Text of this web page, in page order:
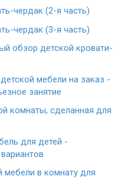
чердак (2-я часть)
чердак (3-я часть)
обзор детской кровати-
мебели на заказ -
занятие
комнаты, сделанная для
для детей -
мебели в комнату для